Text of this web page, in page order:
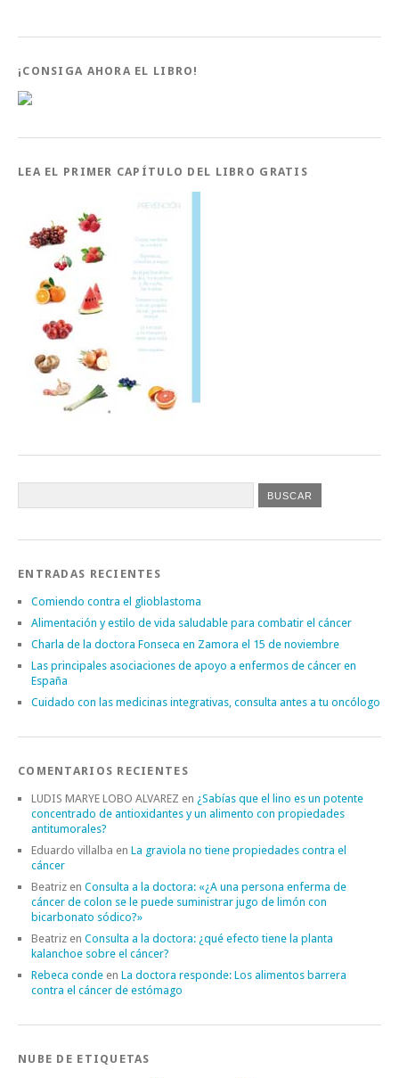
¡CONSIGA AHORA EL LIBRO!
LEA EL PRIMER CAPÍTULO DEL LIBRO GRATIS
ENTRADAS RECIENTES
Comiendo contra el glioblastoma
Alimentación y estilo de vida saludable para combatir el cáncer
Charla de la doctora Fonseca en Zamora el 15 de noviembre
Las principales asociaciones de apoyo a enfermos de cáncer en
España
Cuidado con las medicinas integrativas, consulta antes a tu oncólogo
COMENTARIOS RECIENTES
LUDIS MARYE LOBO ALVAREZ en ¿Sabías que el lino es un potente
concentrado de antioxidantes y un alimento con propiedades
antitumorales?
Eduardo villalba en La graviola no tiene propiedades contra el
cáncer
Beatriz en Consulta a la doctora: «¿A una persona enferma de
cáncer de colon se le puede suministrar jugo de limón con
bicarbonato sódico?»
Beatriz en Consulta a la doctora: ¿qué efecto tiene la planta
kalanchoe sobre el cáncer?
Rebeca conde en La doctora responde: Los alimentos barrera
contra el cáncer de estómago
NUBE DE ETIQUETAS